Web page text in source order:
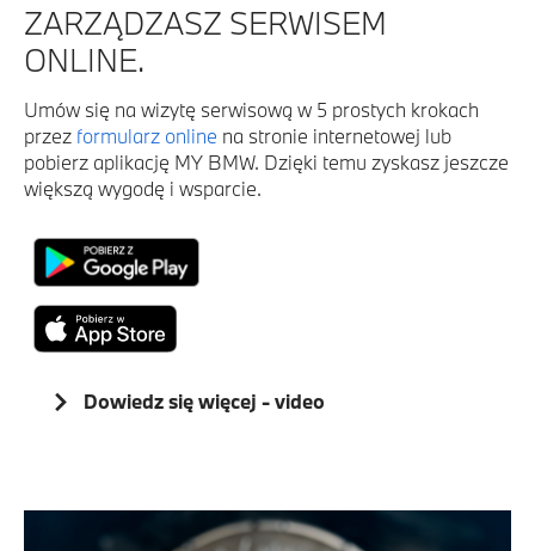
ZARZĄDZASZ SERWISEM
ONLINE.
Umów się na wizytę serwisową w 5 prostych krokach
przez formularz online na stronie internetowej lub
pobierz aplikację MY BMW. Dzięki temu zyskasz jeszcze
większą wygodę i wsparcie.
Dowiedz się więcej - video